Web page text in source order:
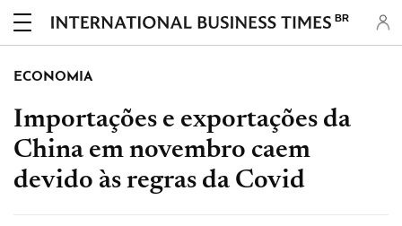
BR
ECONOMIA
Importações e exportações da
China em novembro caem
devido às regras da Covid